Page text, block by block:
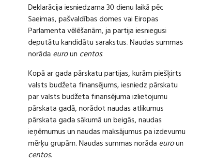
Deklarācija iesniedzama 30 dienu laikā pēc
Saeimas, pašvaldības domes vai Eiropas
Parlamenta vēlēšanām, ja partija iesniegusi
deputātu kandidātu sarakstus. Naudas summas
norāda euroun centos.
Kopā ar gada pārskatu partijas, kurām piešķirts
valsts budžeta finansējums, iesniedz pārskatu
par valsts budžeta finansējuma izlietojumu
pārskata gadā, norādot naudas atlikumus
pārskata gada sākumā un beigās, naudas
ieņēmumus un naudas maksājumus pa izdevumu
mērķu grupām. Naudas summas norāda euroun
centos.